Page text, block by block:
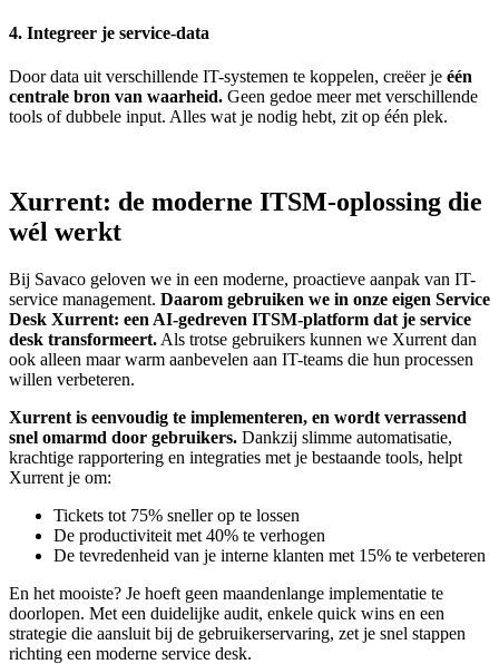
4. Integreer je service-data
Door data uit verschillende IT-systemen te koppelen, creëer je één
centrale bron van waarheid. Geen gedoe meer met verschillende
tools of dubbele input. Alles wat je nodig hebt, zit op één plek.
Xurrent: de moderne ITSM-oplossing die
wél werkt
Bij Savaco geloven we in een moderne, proactieve aanpak van IT-
service management. Daarom gebruiken we in onze eigen Service
Desk Xurrent: een AI-gedreven ITSM-platform dat je service
desk transformeert. Als trotse gebruikers kunnen we Xurrent dan
ook alleen maar warm aanbevelen aan IT-teams die hun processen
willen verbeteren.
Xurrent is eenvoudig te implementeren, en wordt verrassend
snel omarmd door gebruikers. Dankzij slimme automatisatie,
krachtige rapportering en integraties met je bestaande tools, helpt
Xurrent je om:
Tickets tot 75% sneller op te lossen
De productiviteit met 40% te verhogen
De tevredenheid van je interne klanten met 15% te verbeteren
En het mooiste? Je hoeft geen maandenlange implementatie te
doorlopen. Met een duidelijke audit, enkele quick wins en een
strategie die aansluit bij de gebruikerservaring, zet je snel stappen
richting een moderne service desk.